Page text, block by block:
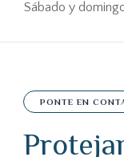
Sábado y
PONTE EN